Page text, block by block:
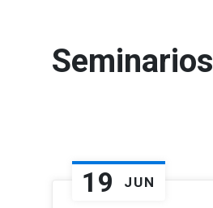
Seminarios
19 JUN